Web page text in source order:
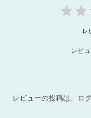
レ
レビ
レビューの投稿は、ロ